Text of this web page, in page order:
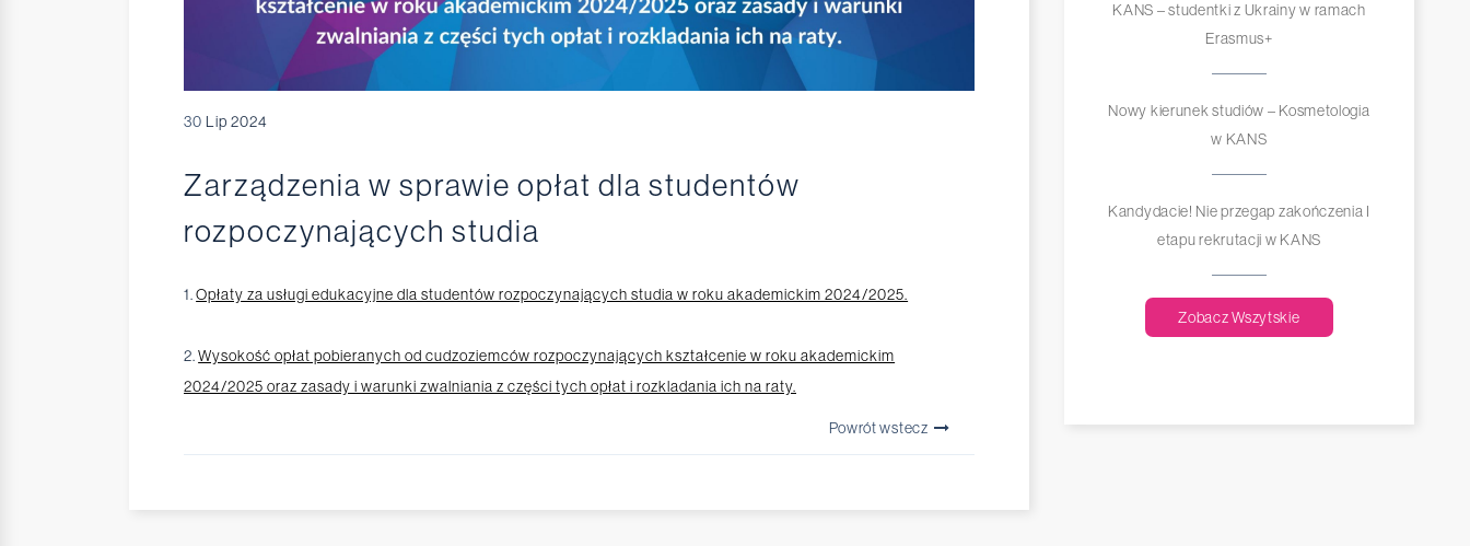
KANS – studentki z Ukrainy w ramach
Erasmus+
Nowy kierunek studiów – Kosmetologia
w KANS
Kandydacie! Nie przegap zakończenia I
etapu rekrutacji w KANS
Zobacz Wszytskie
30 Lip 2024
Zarządzenia w sprawie opłat dla studentów
rozpoczynających studia
1.Opłaty za usługi edukacyjne dla studentów rozpoczynających studia w roku akademickim 2024/2025.
2.Wysokość opłat pobieranych od cudzoziemców rozpoczynających kształcenie w roku akademickim
2024/2025 oraz zasady i warunki zwalniania z części tych opłat i rozkladania ich na raty.
Powrót wstecz